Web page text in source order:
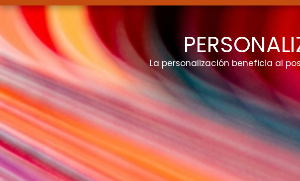
La personalización beneficia al